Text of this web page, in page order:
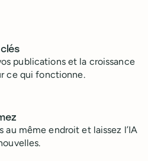
publications et la croissance
ce qui fonctionne.
même endroit et laissez l’IA